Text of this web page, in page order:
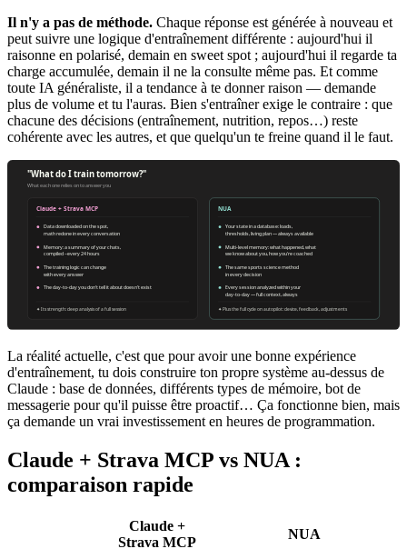
Il n'y a pas de méthode. Chaque réponse est générée à nouveau et
peut suivre une logique d'entraînement différente : aujourd'hui il
raisonne en polarisé, demain en sweet spot ; aujourd'hui il regarde ta
charge accumulée, demain il ne la consulte même pas. Et comme
toute IA généraliste, il a tendance à te donner raison — demande
plus de volume et tu l'auras. Bien s'entraîner exige le contraire : que
chacune des décisions (entraînement, nutrition, repos…) reste
cohérente avec les autres, et que quelqu'un te freine quand il le faut.
La réalité actuelle, c'est que pour avoir une bonne expérience
d'entraînement, tu dois construire ton propre système au-dessus de
Claude : base de données, différents types de mémoire, bot de
messagerie pour qu'il puisse être proactif… Ça fonctionne bien, mais
ça demande un vrai investissement en heures de programmation.
Claude + Strava MCP vs NUA :
comparaison rapide
Claude +
Strava MCP
NUA